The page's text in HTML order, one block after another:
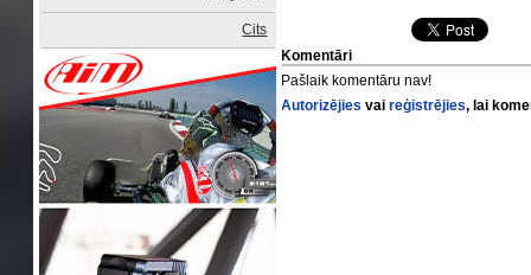
Cits
Komentāri
Pašlaik komentāru nav!
Autorizējies vaireģistrējies, lai